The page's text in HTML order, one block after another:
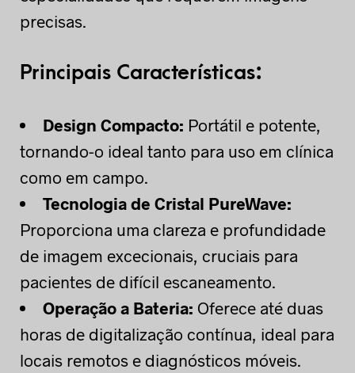
precisas.
Principais Características:
Design Compacto: Portátil e potente,
tornando-o ideal tanto para uso em clínica
como em campo.
Tecnologia de Cristal PureWave:
Proporciona uma clareza e profundidade
de imagem excecionais, cruciais para
pacientes de difícil escaneamento.
Operação a Bateria: Oferece até duas
horas de digitalização contínua, ideal para
locais remotos e diagnósticos móveis.